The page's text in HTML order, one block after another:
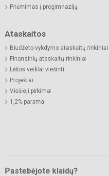
Priėmimas į progimnaziją
Ataskaitos
Biudžeto vykdymo ataskaitų rinkiniai
Finansinių ataskaitų rinkiniai
Lėšos veiklai viešinti
Projektai
Viešieji pirkimai
1,2% parama
Pastebėjote klaidų?